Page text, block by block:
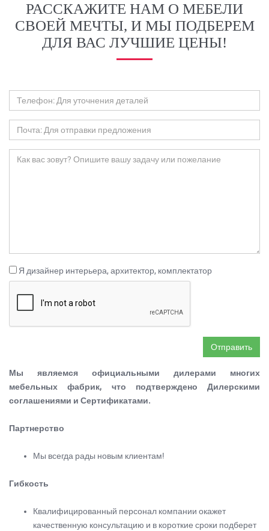
РАССКАЖИТЕ НАМ О МЕБЕЛИ
СВОЕЙ МЕЧТЫ, И МЫ ПОДБЕРЕМ
ДЛЯ ВАС ЛУЧШИЕ ЦЕНЫ!
Я дизайнер интерьера, архитектор, комплектатор
Отправить
Мы являемся официальными дилерами многих
мебельных фабрик, что подтверждено Дилерскими
соглашениями и Сертификатами.
Партнерство
Мы всегда рады новым клиентам!
Гибкость
Квалифицированный персонал компании окажет
качественную консультацию и в короткие сроки подберет